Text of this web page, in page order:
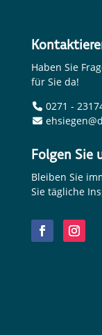
Haben Sie
für Sie da!
0271 -
Folgen Sie
Bleiben Sie
Sie tägliche